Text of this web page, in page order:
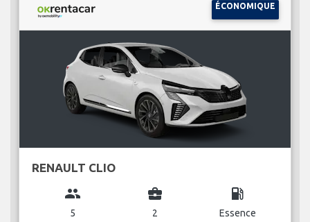
ÉCONOMIQUE
RENAULT CLIO
group
5
business_center
2
local_gas_station
Essence